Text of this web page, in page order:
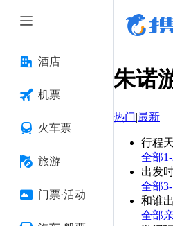
酒店
机票
火车票
旅游
门票·活动
朱诺
热门|最新
行程
全部
出发
全部
和谁
全部